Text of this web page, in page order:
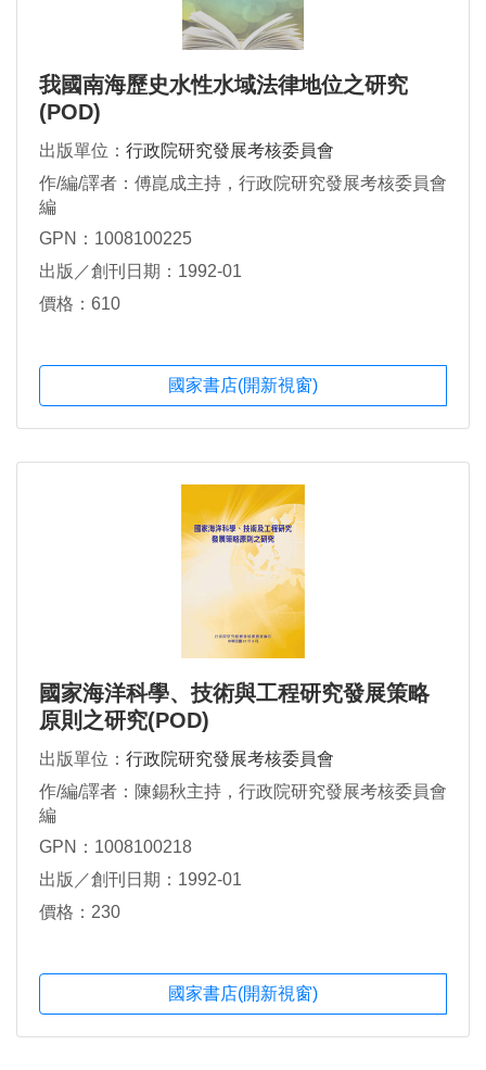
我國南海歷史水性水域法律地位之研究
(POD)
出版單位： 行政院研究發展考核委員會
作/編/譯者：傅崑成主持，行政院研究發展考核委員會
編
GPN：1008100225
出版／創刊日期：1992-01
價格：610
國家書店(開新視窗)
國家海洋科學、技術與工程研究發展策略
原則之研究(POD)
出版單位： 行政院研究發展考核委員會
作/編/譯者：陳錫秋主持，行政院研究發展考核委員會
編
GPN：1008100218
出版／創刊日期：1992-01
價格：230
國家書店(開新視窗)